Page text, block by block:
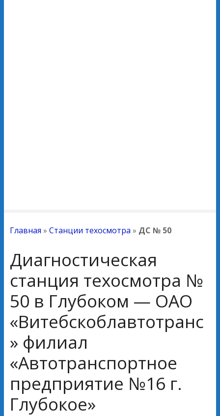
Главная » Станции техосмотра » ДС № 50
Диагностическая
станция техосмотра №
50 в Глубоком — ОАО
«Витебскоблавтотранс
» филиал
«Автотранспортное
предприятие №16 г.
Глубокое»